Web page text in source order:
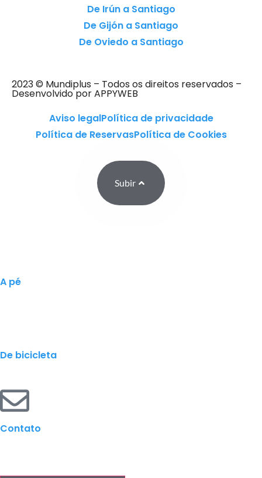
De Irún a Santiago
De Gijón a Santiago
De Oviedo a Santiago
2023 © Mundiplus – Todos os direitos reservados –
Desenvolvido por APPYWEB
Aviso legalPolítica de privacidade
Política de ReservasPolítica de Cookies
Subir
A pé
De bicicleta
Contato